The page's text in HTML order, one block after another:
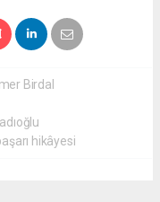
Birdal
hikâyesi